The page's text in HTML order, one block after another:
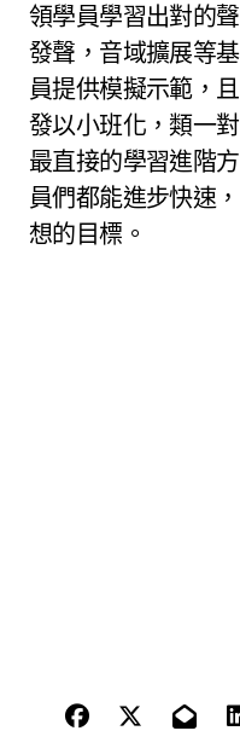
領學員學習出對的
發聲，音域擴展等
員提供模擬示範，
發以小班化，類一
最直接的學習進階
員們都能進步快速
想的目標。